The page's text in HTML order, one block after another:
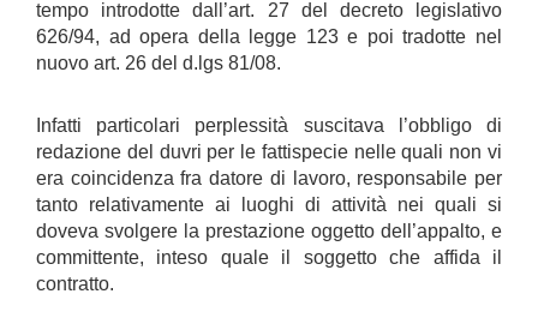
tempo introdotte dall’art. 27 del decreto legislativo
626/94, ad opera della legge 123 e poi tradotte nel
nuovo art. 26 del d.lgs 81/08.
Infatti particolari perplessità suscitava l’obbligo di
redazione del duvri per le fattispecie nelle quali non vi
era coincidenza fra datore di lavoro, responsabile per
tanto relativamente ai luoghi di attività nei quali si
doveva svolgere la prestazione oggetto dell’appalto, e
committente, inteso quale il soggetto che affida il
contratto.